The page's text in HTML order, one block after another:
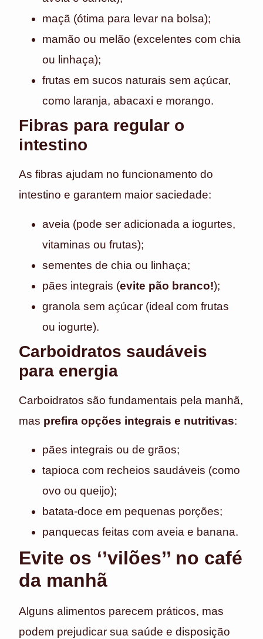
maçã (ótima para levar na bolsa);
mamão ou melão (excelentes com chia
ou linhaça);
frutas em sucos naturais sem açúcar,
como laranja, abacaxi e morango.
Fibras para regular o
intestino
As fibras ajudam no funcionamento do
intestino e garantem maior saciedade:
aveia (pode ser adicionada a iogurtes,
vitaminas ou frutas);
sementes de chia ou linhaça;
pães integrais (evite pão branco!);
granola sem açúcar (ideal com frutas
ou iogurte).
Carboidratos saudáveis
para energia
Carboidratos são fundamentais pela manhã,
mas prefira opções integrais e nutritivas:
pães integrais ou de grãos;
tapioca com recheios saudáveis (como
ovo ou queijo);
batata-doce em pequenas porções;
panquecas feitas com aveia e banana.
Evite os ‘’vilões’’ no café
da manhã
Alguns alimentos parecem práticos, mas
podem prejudicar sua saúde e disposição